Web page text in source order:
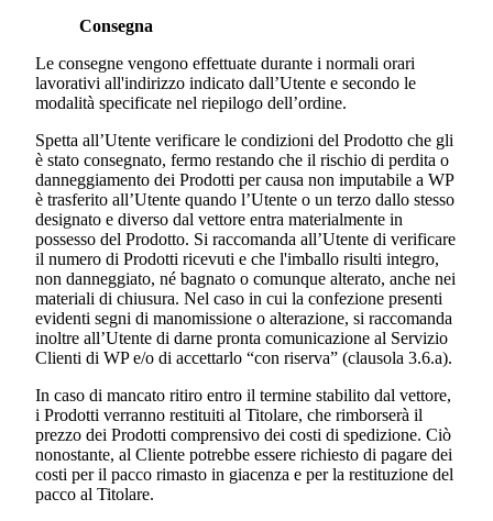
Consegna
Le consegne vengono effettuate durante i normali orari
lavorativi all'indirizzo indicato dall’Utente e secondo le
modalità specificate nel riepilogo dell’ordine.
Spetta all’Utente verificare le condizioni del Prodotto che gli
è stato consegnato, fermo restando che il rischio di perdita o
danneggiamento dei Prodotti per causa non imputabile a WP
è trasferito all’Utente quando l’Utente o un terzo dallo stesso
designato e diverso dal vettore entra materialmente in
possesso del Prodotto. Si raccomanda all’Utente di verificare
il numero di Prodotti ricevuti e che l'imballo risulti integro,
non danneggiato, né bagnato o comunque alterato, anche nei
materiali di chiusura. Nel caso in cui la confezione presenti
evidenti segni di manomissione o alterazione, si raccomanda
inoltre all’Utente di darne pronta comunicazione al Servizio
Clienti di WP e/o di accettarlo “con riserva” (clausola 3.6.a).
In caso di mancato ritiro entro il termine stabilito dal vettore,
i Prodotti verranno restituiti al Titolare, che rimborserà il
prezzo dei Prodotti comprensivo dei costi di spedizione. Ciò
nonostante, al Cliente potrebbe essere richiesto di pagare dei
costi per il pacco rimasto in giacenza e per la restituzione del
pacco al Titolare.